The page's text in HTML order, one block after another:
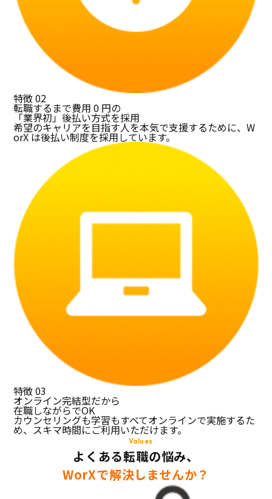
特徴02
転職するまで費用 0 円の
「業界初」後払い方式を採用
希望のキャリアを目指す人を本気で支援するために、W
orX は後払い制度を採用しています。
特徴03
オンライン完結型だから
在職しながらでOK
カウンセリングも学習もすべてオンラインで実施するた
め、スキマ時間にご利用いただけます。
Values
よくある転職の悩み、
WorXで解決しませんか？